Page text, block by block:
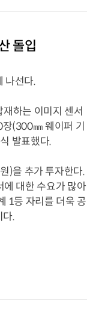
돌입
나선다.
하는 이미지 센서
(300㎜ 웨이퍼 기
발표했다.
)을 추가 투자한다.
에 대한 수요가 많아
1등 자리를 더욱 공
다.